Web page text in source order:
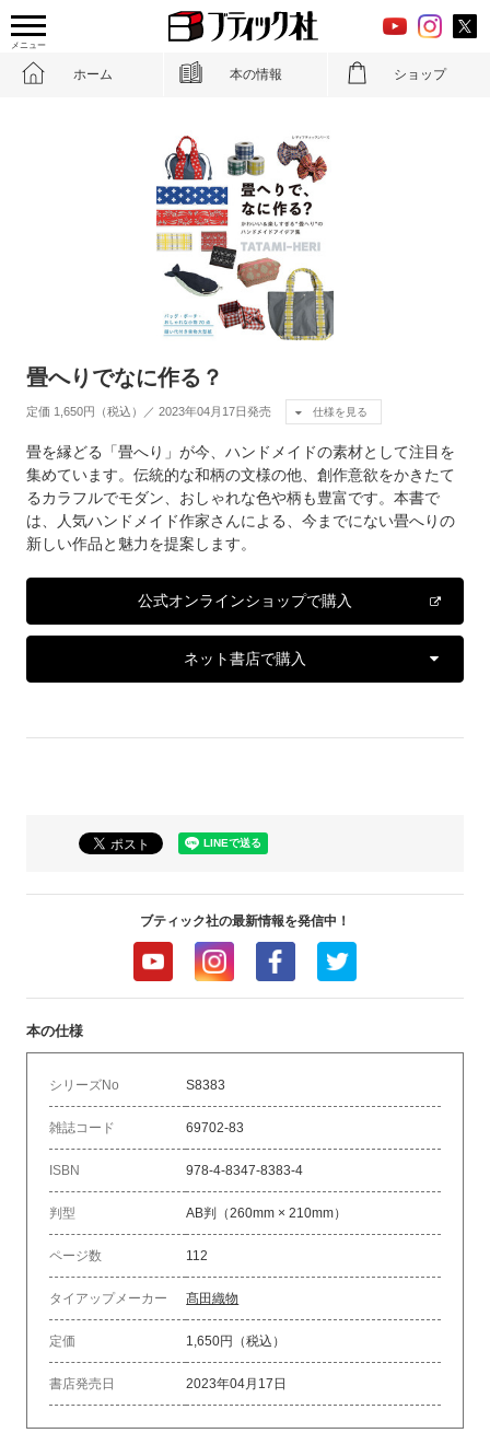
メニュー
ホーム 本の情報 ショップ
畳へりでなに作る？
定価 1,650円（税込）／ 2023年04月17日発売 仕様を見る
畳を縁どる「畳へり」が今、ハンドメイドの素材として注目を
集めています。伝統的な和柄の文様の他、創作意欲をかきたて
るカラフルでモダン、おしゃれな色や柄も豊富です。本書で
は、人気ハンドメイド作家さんによる、今までにない畳へりの
新しい作品と魅力を提案します。
公式オンラインショップで購入
ネット書店で購入
ブティック社の最新情報を発信中！
本の仕様
シリーズNo S8383
雑誌コード 69702-83
ISBN 978-4-8347-8383-4
判型 AB判（260mm × 210mm）
ページ数 112
タイアップメーカー 髙田織物
定価 1,650円（税込）
書店発売日 2023年04月17日